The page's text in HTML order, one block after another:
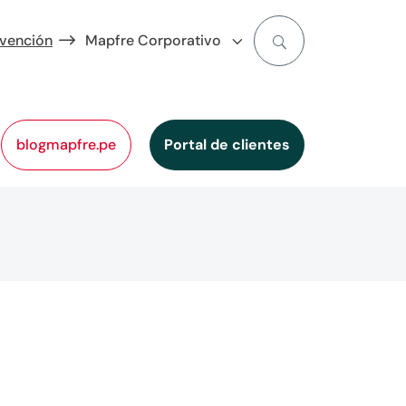
Mapfre Corporativo
blogmapfre.pe Portal de clientes